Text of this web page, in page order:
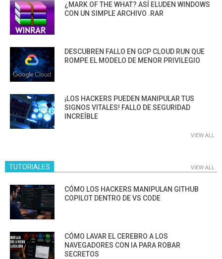
¿MARK OF THE WHAT? ASÍ ELUDEN WINDOWS
CON UN SIMPLE ARCHIVO .RAR
DESCUBREN FALLO EN GCP CLOUD RUN QUE
ROMPE EL MODELO DE MENOR PRIVILEGIO
¡LOS HACKERS PUEDEN MANIPULAR TUS
SIGNOS VITALES! FALLO DE SEGURIDAD
INCREÍBLE
VIEW ALL
TUTORIALES VIEW ALL
CÓMO LOS HACKERS MANIPULAN GITHUB
COPILOT DENTRO DE VS CODE
CÓMO LAVAR EL CEREBRO A LOS
NAVEGADORES CON IA PARA ROBAR
SECRETOS